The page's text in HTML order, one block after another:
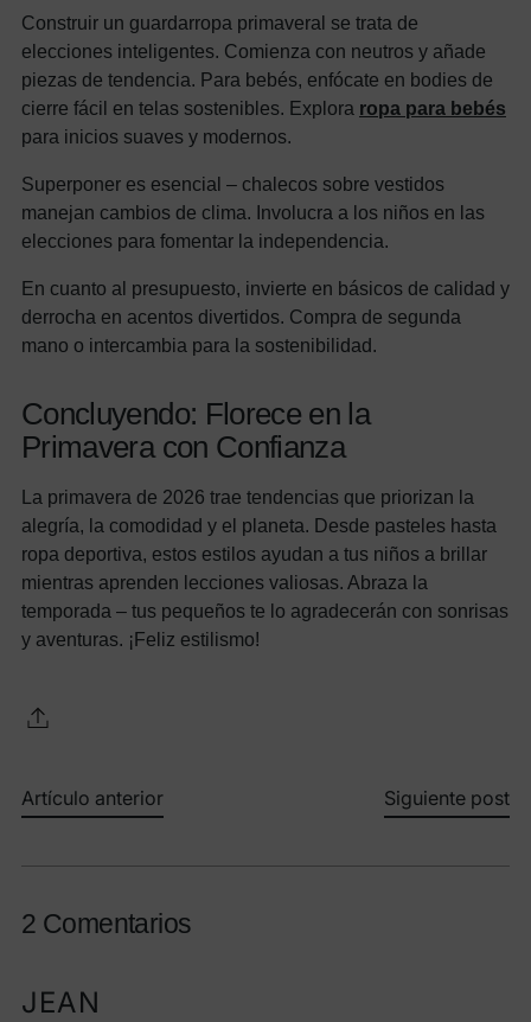
Construir un guardarropa primaveral se trata de
elecciones inteligentes. Comienza con neutros y añade
piezas de tendencia. Para bebés, enfócate en bodies de
cierre fácil en telas sostenibles. Explora ropa para bebés
para inicios suaves y modernos.
Superponer es esencial – chalecos sobre vestidos
manejan cambios de clima. Involucra a los niños en las
elecciones para fomentar la independencia.
En cuanto al presupuesto, invierte en básicos de calidad y
derrocha en acentos divertidos. Compra de segunda
mano o intercambia para la sostenibilidad.
Concluyendo: Florece en la
Primavera con Confianza
La primavera de 2026 trae tendencias que priorizan la
alegría, la comodidad y el planeta. Desde pasteles hasta
ropa deportiva, estos estilos ayudan a tus niños a brillar
mientras aprenden lecciones valiosas. Abraza la
temporada – tus pequeños te lo agradecerán con sonrisas
y aventuras. ¡Feliz estilismo!
Artículo anterior Siguiente post
2 Comentarios
JEAN